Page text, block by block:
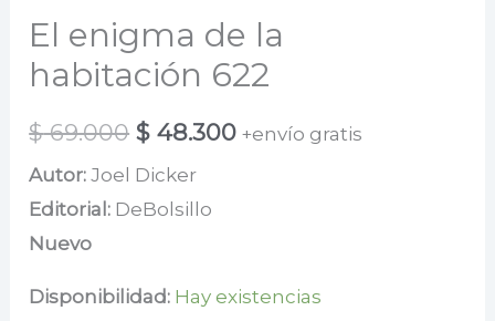
El enigma de la
habitación 622
$69.000 El
precio
original
$ 69.000.
$ 48.300El
$ 48.300.
+envío gratis
Autor: Joel Dicker
Editorial: DeBolsillo
Nuevo
Disponibilidad: Hay existencias